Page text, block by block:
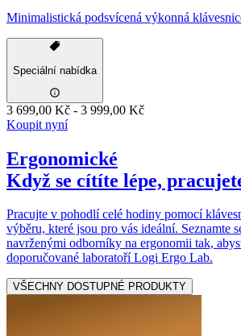
Minimalistická podsvícená výkonná
Speciální nabídka
3 699,00 Kč - 3 999,00 Kč
Koupit nyní
Ergonomické
Když se cítíte lépe,
Pracujte v pohodlí celé hodiny pomocí
výběru, které jsou pro vás ideální. Seznamte
navrženými odborníky na ergonomii tak,
doporučované laboratoří Logi Ergo Lab.
VŠECHNY DOSTUPNÉ PRODUKTY